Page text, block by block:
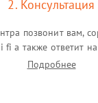
2. Консультация
позвонит вам,
fi а также ответит
Подробнее